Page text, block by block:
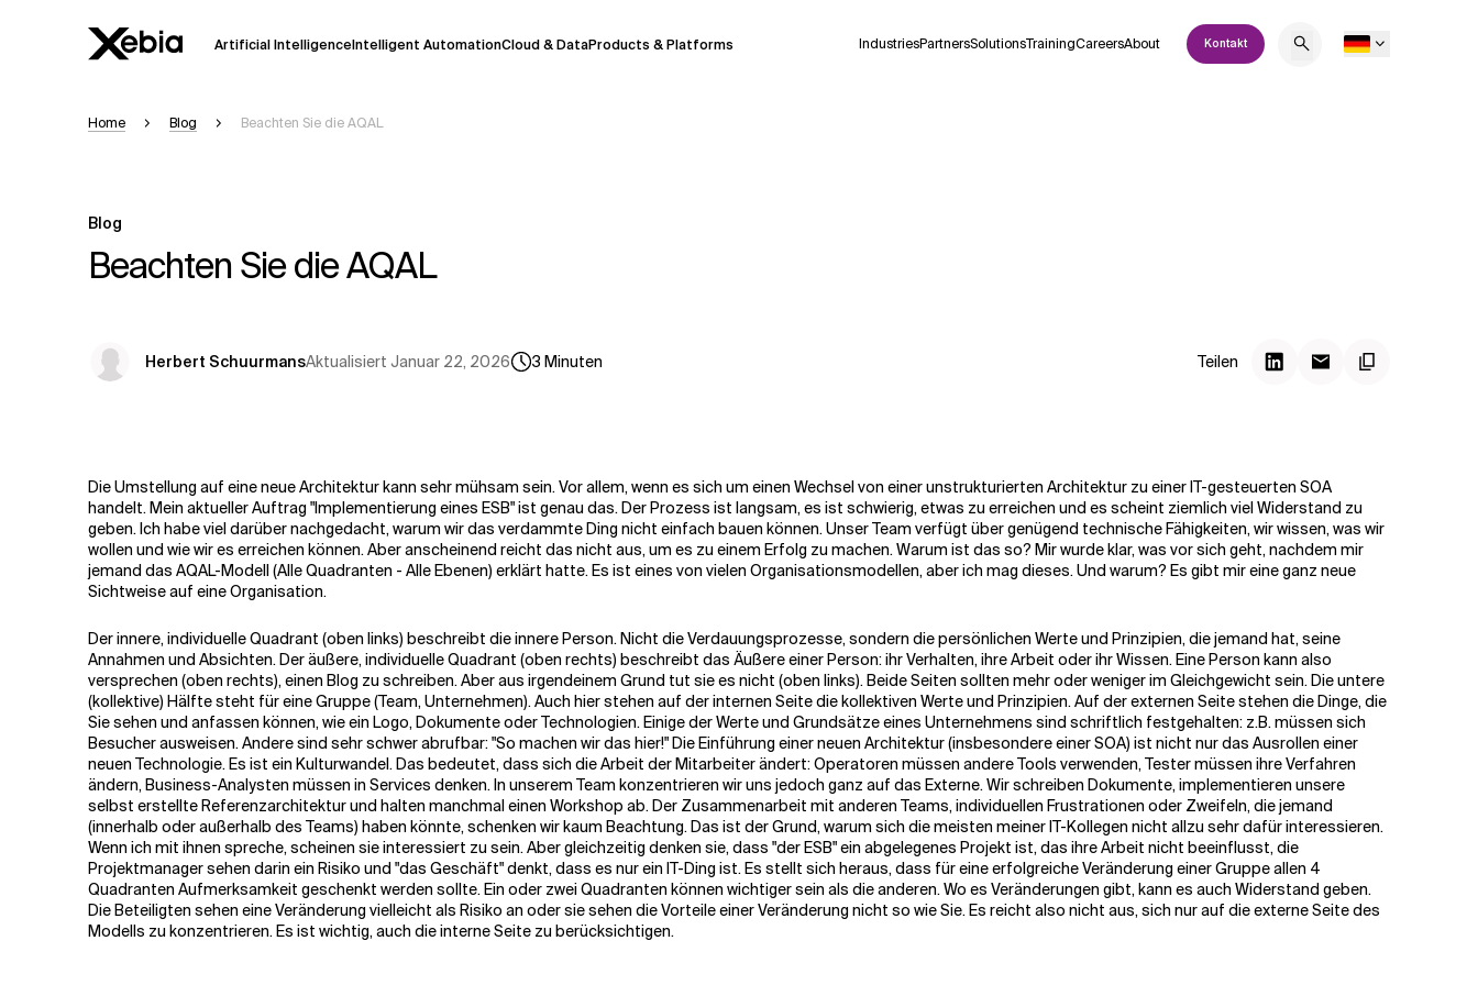
Artificial IntelligenceIntelligent AutomationCloud & DataProducts & Platforms IndustriesPartnersSolutionsTrainingCareersAbout Kontakt
Ai Übersicht
Bitte überprüfen Sie wichtige Informationen, bevor Sie Entscheidungen treffen oder
Verwandte Themen
Home Blog Beachten Sie die AQAL
Blog
Beachten Sie die AQAL
Herbert SchuurmansAktualisiert Januar 22, 2026 3 Minuten Teilen
Die Umstellung auf eine neue Architektur kann sehr mühsam sein. Vor allem, wenn es sich um einen Wechsel von einer unstrukturierten Architektur zu einer IT-gesteuerten SOA
handelt. Mein aktueller Auftrag "Implementierung eines ESB" ist genau das. Der Prozess ist langsam, es ist schwierig, etwas zu erreichen und es scheint ziemlich viel Widerstand zu
geben. Ich habe viel darüber nachgedacht, warum wir das verdammte Ding nicht einfach bauen können. Unser Team verfügt über genügend technische Fähigkeiten, wir wissen, was wir
wollen und wie wir es erreichen können. Aber anscheinend reicht das nicht aus, um es zu einem Erfolg zu machen. Warum ist das so? Mir wurde klar, was vor sich geht, nachdem mir
jemand das AQAL-Modell (Alle Quadranten - Alle Ebenen) erklärt hatte. Es ist eines von vielen Organisationsmodellen, aber ich mag dieses. Und warum? Es gibt mir eine ganz neue
Sichtweise auf eine Organisation.
Der innere, individuelle Quadrant (oben links) beschreibt die innere Person. Nicht die Verdauungsprozesse, sondern die persönlichen Werte und Prinzipien, die jemand hat, seine
Annahmen und Absichten. Der äußere, individuelle Quadrant (oben rechts) beschreibt das Äußere einer Person: ihr Verhalten, ihre Arbeit oder ihr Wissen. Eine Person kann also
versprechen (oben rechts), einen Blog zu schreiben. Aber aus irgendeinem Grund tut sie es nicht (oben links). Beide Seiten sollten mehr oder weniger im Gleichgewicht sein. Die untere
(kollektive) Hälfte steht für eine Gruppe (Team, Unternehmen). Auch hier stehen auf der internen Seite die kollektiven Werte und Prinzipien. Auf der externen Seite stehen die Dinge, die
Sie sehen und anfassen können, wie ein Logo, Dokumente oder Technologien. Einige der Werte und Grundsätze eines Unternehmens sind schriftlich festgehalten: z.B. müssen sich
Besucher ausweisen. Andere sind sehr schwer abrufbar: "So machen wir das hier!" Die Einführung einer neuen Architektur (insbesondere einer SOA) ist nicht nur das Ausrollen einer
neuen Technologie. Es ist ein Kulturwandel. Das bedeutet, dass sich die Arbeit der Mitarbeiter ändert: Operatoren müssen andere Tools verwenden, Tester müssen ihre Verfahren
ändern, Business-Analysten müssen in Services denken. In unserem Team konzentrieren wir uns jedoch ganz auf das Externe. Wir schreiben Dokumente, implementieren unsere
selbst erstellte Referenzarchitektur und halten manchmal einen Workshop ab. Der Zusammenarbeit mit anderen Teams, individuellen Frustrationen oder Zweifeln, die jemand
(innerhalb oder außerhalb des Teams) haben könnte, schenken wir kaum Beachtung. Das ist der Grund, warum sich die meisten meiner IT-Kollegen nicht allzu sehr dafür interessieren.
Wenn ich mit ihnen spreche, scheinen sie interessiert zu sein. Aber gleichzeitig denken sie, dass "der ESB" ein abgelegenes Projekt ist, das ihre Arbeit nicht beeinflusst, die
Projektmanager sehen darin ein Risiko und "das Geschäft" denkt, dass es nur ein IT-Ding ist. Es stellt sich heraus, dass für eine erfolgreiche Veränderung einer Gruppe allen 4
Quadranten Aufmerksamkeit geschenkt werden sollte. Ein oder zwei Quadranten können wichtiger sein als die anderen. Wo es Veränderungen gibt, kann es auch Widerstand geben.
Die Beteiligten sehen eine Veränderung vielleicht als Risiko an oder sie sehen die Vorteile einer Veränderung nicht so wie Sie. Es reicht also nicht aus, sich nur auf die externe Seite des
Modells zu konzentrieren. Es ist wichtig, auch die interne Seite zu berücksichtigen.